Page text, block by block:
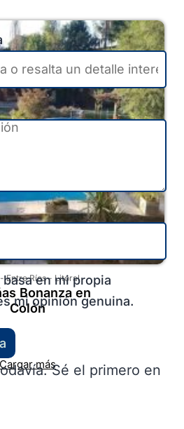
Entre Ríos- Litoral
Bonanza en
Colón
más
en mi propia
mi opinión genuina.
Sé el primero en